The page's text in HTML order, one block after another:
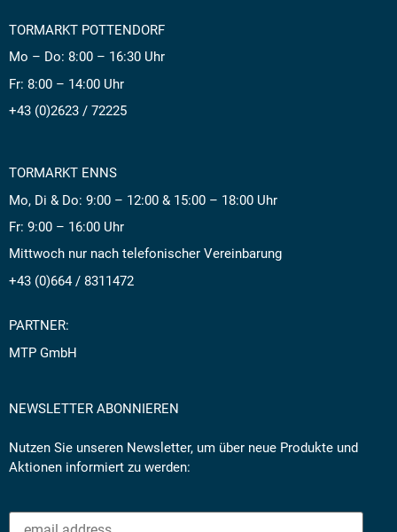
TORMARKT POTTENDORF
Mo – Do: 8:00 – 16:30 Uhr
Fr: 8:00 – 14:00 Uhr
+43 (0)2623 / 72225
TORMARKT ENNS
Mo, Di & Do: 9:00 – 12:00 & 15:00 – 18:00 Uhr
Fr: 9:00 – 16:00 Uhr
Mittwoch nur nach telefonischer Vereinbarung
+43 (0)664 / 8311472
PARTNER:
MTP GmbH
NEWSLETTER ABONNIEREN
Nutzen Sie unseren Newsletter, um über neue Produkte und
Aktionen informiert zu werden: